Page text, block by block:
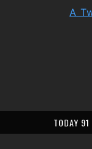
A
TODAY